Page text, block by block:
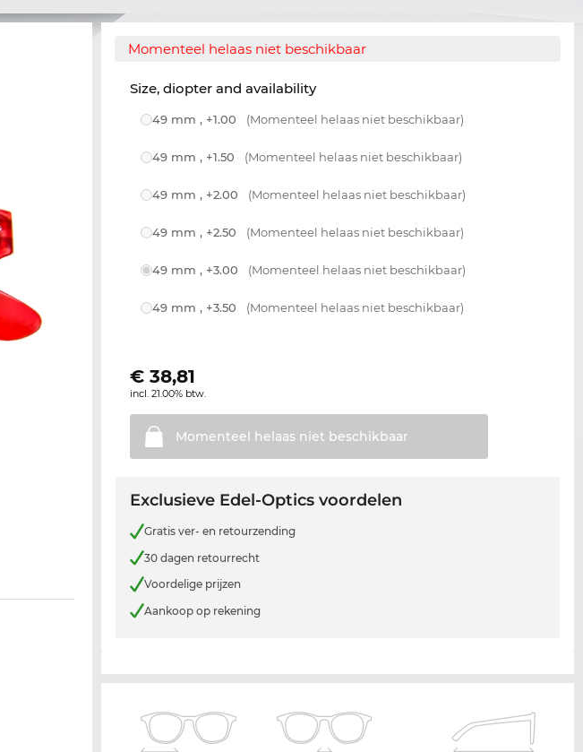
Momenteel helaas niet beschikbaar
Size, diopter and availability
49 mm , +1.00 (Momenteel helaas niet beschikbaar)
49 mm , +1.50 (Momenteel helaas niet beschikbaar)
49 mm , +2.00 (Momenteel helaas niet beschikbaar)
49 mm , +2.50 (Momenteel helaas niet beschikbaar)
49 mm , +3.00 (Momenteel helaas niet beschikbaar)
49 mm , +3.50 (Momenteel helaas niet beschikbaar)
€38,81
incl. 21.00% btw.
Momenteel helaas niet beschikbaar
Exclusieve Edel-Optics voordelen
Gratis ver- en retourzending
30 dagen retourrecht
Voordelige prijzen
Aankoop op rekening